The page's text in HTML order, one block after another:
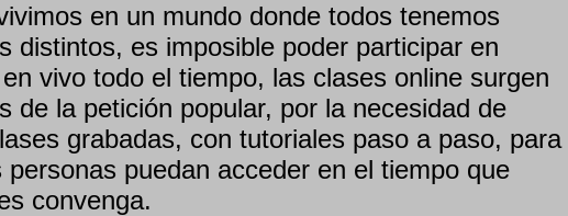
en un mundo donde todos tenemos
distintos, es imposible poder participar en
vivo todo el tiempo, las clases online surgen
de la petición popular, por la necesidad de
grabadas, con tutoriales paso a paso, para
personas puedan acceder en el tiempo que
convenga.